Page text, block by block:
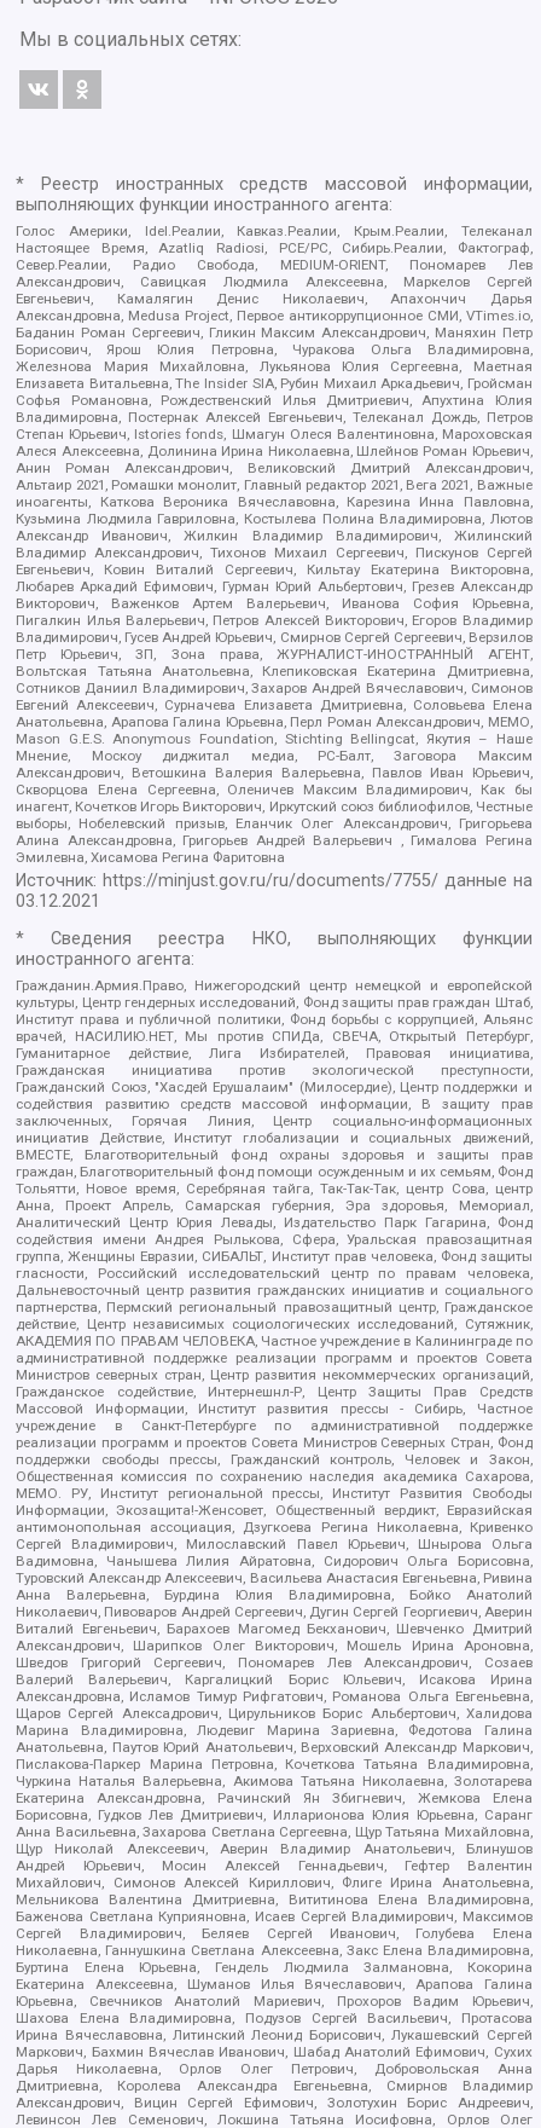
Мы в социальных сетях:
* Реестр иностранных средств массовой информации,
выполняющих функции иностранного агента:
Голос Америки, Idel.Реалии, Кавказ.Реалии, Крым.Реалии, Телеканал
Настоящее Время, Azatliq Radiosi, PCE/PC, Сибирь.Реалии, Фактограф,
Север.Реалии, Радио Свобода, MEDIUM-ORIENT, Пономарев Лев
Александрович, Савицкая Людмила Алексеевна, Маркелов Сергей
Евгеньевич, Камалягин Денис Николаевич, Апахончич Дарья
Александровна, Medusa Project, Первое антикоррупционное СМИ, VTimes.io,
Баданин Роман Сергеевич, Гликин Максим Александрович, Маняхин Петр
Борисович, Ярош Юлия Петровна, Чуракова Ольга Владимировна,
Железнова Мария Михайловна, Лукьянова Юлия Сергеевна, Маетная
Елизавета Витальевна, The Insider SIA, Рубин Михаил Аркадьевич, Гройсман
Софья Романовна, Рождественский Илья Дмитриевич, Апухтина Юлия
Владимировна, Постернак Алексей Евгеньевич, Телеканал Дождь, Петров
Степан Юрьевич, Istories fonds, Шмагун Олеся Валентиновна, Мароховская
Алеся Алексеевна, Долинина Ирина Николаевна, Шлейнов Роман Юрьевич,
Анин Роман Александрович, Великовский Дмитрий Александрович,
Альтаир 2021, Ромашки монолит, Главный редактор 2021, Вега 2021, Важные
иноагенты, Каткова Вероника Вячеславовна, Карезина Инна Павловна,
Кузьмина Людмила Гавриловна, Костылева Полина Владимировна, Лютов
Александр Иванович, Жилкин Владимир Владимирович, Жилинский
Владимир Александрович, Тихонов Михаил Сергеевич, Пискунов Сергей
Евгеньевич, Ковин Виталий Сергеевич, Кильтау Екатерина Викторовна,
Любарев Аркадий Ефимович, Гурман Юрий Альбертович, Грезев Александр
Викторович, Важенков Артем Валерьевич, Иванова София Юрьевна,
Пигалкин Илья Валерьевич, Петров Алексей Викторович, Егоров Владимир
Владимирович, Гусев Андрей Юрьевич, Смирнов Сергей Сергеевич, Верзилов
Петр Юрьевич, ЗП, Зона права, ЖУРНАЛИСТ-ИНОСТРАННЫЙ АГЕНТ,
Вольтская Татьяна Анатольевна, Клепиковская Екатерина Дмитриевна,
Сотников Даниил Владимирович, Захаров Андрей Вячеславович, Симонов
Евгений Алексеевич, Сурначева Елизавета Дмитриевна, Соловьева Елена
Анатольевна, Арапова Галина Юрьевна, Перл Роман Александрович, МЕМО,
Mason G.E.S. Anonymous Foundation, Stichting Bellingcat, Якутия – Наше
Мнение, Москоу диджитал медиа, РС-Балт, Заговора Максим
Александрович, Ветошкина Валерия Валерьевна, Павлов Иван Юрьевич,
Скворцова Елена Сергеевна, Оленичев Максим Владимирович, Как бы
инагент, Кочетков Игорь Викторович, Иркутский союз библиофилов, Честные
выборы, Нобелевский призыв, Еланчик Олег Александрович, Григорьева
Алина Александровна, Григорьев Андрей Валерьевич , Гималова Регина
Эмилевна, Хисамова Регина Фаритовна
Источник: https://minjust.gov.ru/ru/documents/7755/ данные на
03.12.2021
* Сведения реестра НКО, выполняющих функции
иностранного агента:
Гражданин.Армия.Право, Нижегородский центр немецкой и европейской
культуры, Центр гендерных исследований, Фонд защиты прав граждан Штаб,
Институт права и публичной политики, Фонд борьбы с коррупцией, Альянс
врачей, НАСИЛИЮ.НЕТ, Мы против СПИДа, СВЕЧА, Открытый Петербург,
Гуманитарное действие, Лига Избирателей, Правовая инициатива,
Гражданская инициатива против экологической преступности,
Гражданский Союз, "Хасдей Ерушалаим" (Милосердие), Центр поддержки и
содействия развитию средств массовой информации, В защиту прав
заключенных, Горячая Линия, Центр социально-информационных
инициатив Действие, Институт глобализации и социальных движений,
ВМЕСТЕ, Благотворительный фонд охраны здоровья и защиты прав
граждан, Благотворительный фонд помощи осужденным и их семьям, Фонд
Тольятти, Новое время, Серебряная тайга, Так-Так-Так, центр Сова, центр
Анна, Проект Апрель, Самарская губерния, Эра здоровья, Мемориал,
Аналитический Центр Юрия Левады, Издательство Парк Гагарина, Фонд
содействия имени Андрея Рылькова, Сфера, Уральская правозащитная
группа, Женщины Евразии, СИБАЛЬТ, Институт прав человека, Фонд защиты
гласности, Российский исследовательский центр по правам человека,
Дальневосточный центр развития гражданских инициатив и социального
партнерства, Пермский региональный правозащитный центр, Гражданское
действие, Центр независимых социологических исследований, Сутяжник,
АКАДЕМИЯ ПО ПРАВАМ ЧЕЛОВЕКА, Частное учреждение в Калининграде по
административной поддержке реализации программ и проектов Совета
Министров северных стран, Центр развития некоммерческих организаций,
Гражданское содействие, Интернешнл-Р, Центр Защиты Прав Средств
Массовой Информации, Институт развития прессы - Сибирь, Частное
учреждение в Санкт-Петербурге по административной поддержке
реализации программ и проектов Совета Министров Северных Стран, Фонд
поддержки свободы прессы, Гражданский контроль, Человек и Закон,
Общественная комиссия по сохранению наследия академика Сахарова,
МЕМО. РУ, Институт региональной прессы, Институт Развития Свободы
Информации, Экозащита!-Женсовет, Общественный вердикт, Евразийская
антимонопольная ассоциация, Дзугкоева Регина Николаевна, Кривенко
Сергей Владимирович, Милославский Павел Юрьевич, Шнырова Ольга
Вадимовна, Чанышева Лилия Айратовна, Сидорович Ольга Борисовна,
Туровский Александр Алексеевич, Васильева Анастасия Евгеньевна, Ривина
Анна Валерьевна, Бурдина Юлия Владимировна, Бойко Анатолий
Николаевич, Пивоваров Андрей Сергеевич, Дугин Сергей Георгиевич, Аверин
Виталий Евгеньевич, Барахоев Магомед Бекханович, Шевченко Дмитрий
Александрович, Шарипков Олег Викторович, Мошель Ирина Ароновна,
Шведов Григорий Сергеевич, Пономарев Лев Александрович, Созаев
Валерий Валерьевич, Каргалицкий Борис Юльевич, Исакова Ирина
Александровна, Исламов Тимур Рифгатович, Романова Ольга Евгеньевна,
Щаров Сергей Алексадрович, Цирульников Борис Альбертович, Халидова
Марина Владимировна, Людевиг Марина Зариевна, Федотова Галина
Анатольевна, Паутов Юрий Анатольевич, Верховский Александр Маркович,
Пислакова-Паркер Марина Петровна, Кочеткова Татьяна Владимировна,
Чуркина Наталья Валерьевна, Акимова Татьяна Николаевна, Золотарева
Екатерина Александровна, Рачинский Ян Збигневич, Жемкова Елена
Борисовна, Гудков Лев Дмитриевич, Илларионова Юлия Юрьевна, Саранг
Анна Васильевна, Захарова Светлана Сергеевна, Щур Татьяна Михайловна,
Щур Николай Алексеевич, Аверин Владимир Анатольевич, Блинушов
Андрей Юрьевич, Мосин Алексей Геннадьевич, Гефтер Валентин
Михайлович, Симонов Алексей Кириллович, Флиге Ирина Анатольевна,
Мельникова Валентина Дмитриевна, Вититинова Елена Владимировна,
Баженова Светлана Куприяновна, Исаев Сергей Владимирович, Максимов
Сергей Владимирович, Беляев Сергей Иванович, Голубева Елена
Николаевна, Ганнушкина Светлана Алексеевна, Закс Елена Владимировна,
Буртина Елена Юрьевна, Гендель Людмила Залмановна, Кокорина
Екатерина Алексеевна, Шуманов Илья Вячеславович, Арапова Галина
Юрьевна, Свечников Анатолий Мариевич, Прохоров Вадим Юрьевич,
Шахова Елена Владимировна, Подузов Сергей Васильевич, Протасова
Ирина Вячеславовна, Литинский Леонид Борисович, Лукашевский Сергей
Маркович, Бахмин Вячеслав Иванович, Шабад Анатолий Ефимович, Сухих
Дарья Николаевна, Орлов Олег Петрович, Добровольская Анна
Дмитриевна, Королева Александра Евгеньевна, Смирнов Владимир
Александрович, Вицин Сергей Ефимович, Золотухин Борис Андреевич,
Левинсон Лев Семенович, Локшина Татьяна Иосифовна, Орлов Олег